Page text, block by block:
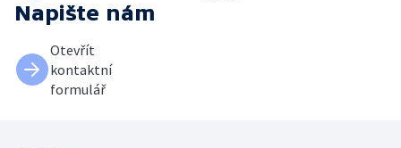
Napište nám
Otevřít
kontaktní
formulář